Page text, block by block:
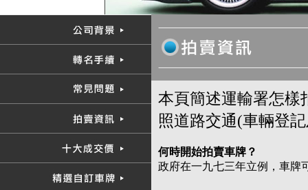
本頁簡述運輸署怎樣
照道路交通(車輛登
何時開始拍賣車牌？
政府在一九七三年立例，車牌